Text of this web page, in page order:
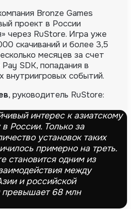
Bronze Games
проект в России
через RuStore. Игра уже
скачиваний и более 3,5
месяцев за счет
SDK, попадания в
внутриигровых событий.
, руководитель RuStore:
интерес к азиатскому
России. Только за
установок таких
примерно на треть.
становится одним из
между
и российской
превышает 68 млн